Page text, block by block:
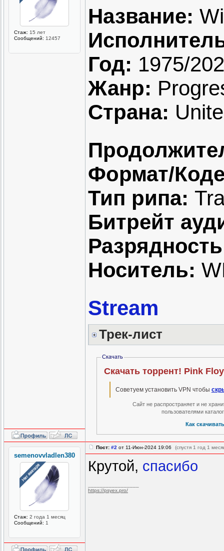
Стаж: 15 лет
Сообщений: 12457
Название:
Год: 1975/
Жанр:
Страна:
Формат/
Тип рипа:
Битрейт
Носитель:
Stream
Трек-лист
Скачать
Скачать торрент! Pink
Советуем установить VPN чтобы
Сайт не распространяет и не
пользователями
Как
semenovvladlen380
Стаж: 2 года 1 месяц
Сообщений: 1
Пост: #2 от 11-Июн-2024 19:06 (спустя 1 год 1
Крутой, спасибо
https://psyex.pro/